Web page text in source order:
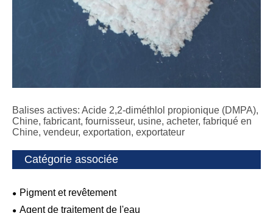
Balises actives: Acide 2,2-diméthlol propionique (DMPA),
Chine, fabricant, fournisseur, usine, acheter, fabriqué en
Chine, vendeur, exportation, exportateur
Catégorie associée
Pigment et revêtement
Agent de traitement de l'eau